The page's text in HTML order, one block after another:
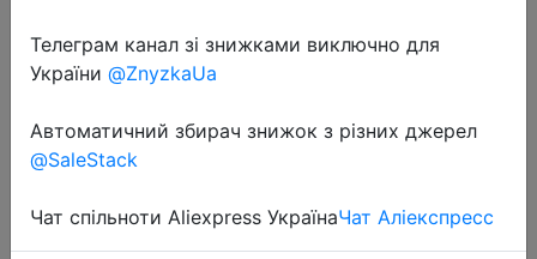
Промокод:"STRATOS2"
Телеграм канал зі знижками виключно для
України @ZnyzkaUa
Автоматичний збирач знижок з різних джерел
@SaleStack
Чат спільноти Aliexpress УкраїнаЧат Аліекспресс